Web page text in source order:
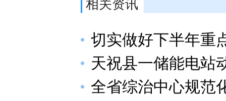
相关资讯
切实做好下半年重
天祝县一储能电站
全省综治中心规范